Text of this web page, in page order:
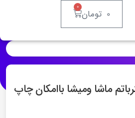
0 تومان 0
ماشا ومیشا باامکان چاپ